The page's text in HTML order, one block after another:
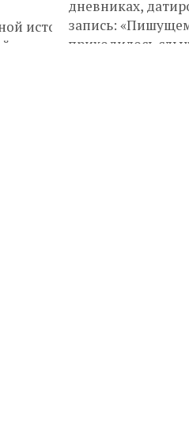
истокам
масштабное
дневниках,
запись:
приходилось